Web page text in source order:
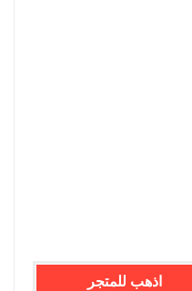
اذهب للمتجر